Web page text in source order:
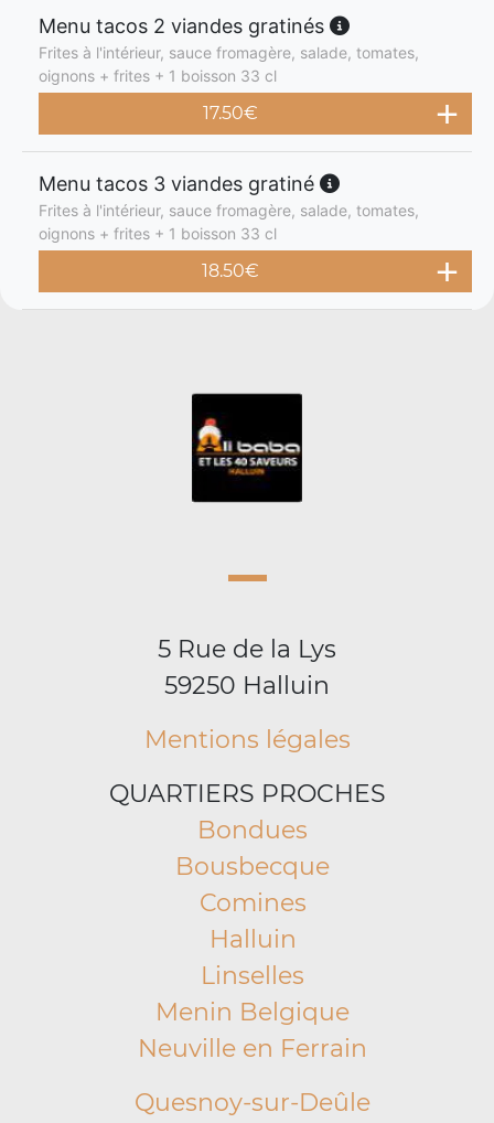
Menu tacos 2 viandes gratinés
Frites à l'intérieur, sauce fromagère, salade, tomates,
oignons + frites + 1 boisson 33 cl
17.50€
Menu tacos 3 viandes gratiné
Frites à l'intérieur, sauce fromagère, salade, tomates,
oignons + frites + 1 boisson 33 cl
18.50€
5 Rue de la Lys
59250 Halluin
Mentions légales
QUARTIERS PROCHES
Bondues
Bousbecque
Comines
Halluin
Linselles
Menin Belgique
Neuville en Ferrain
Quesnoy-sur-Deûle